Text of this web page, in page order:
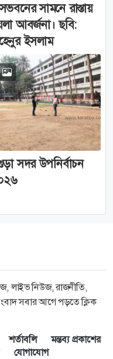
সামনে রাস্তায়
আবর্জনা। ছবি:
ইসলাম
সদর উপনির্বাচন
লাইভ নিউজ, রাজনীতি,
সবার আগে পড়তে ক্লিক
শর্তাবলি
মন্তব্য প্রকাশের
যোগাযোগ